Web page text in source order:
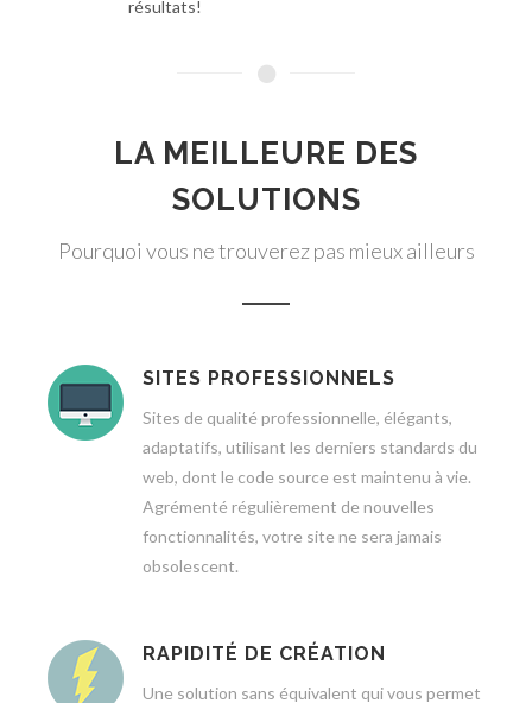
résultats!
LA MEILLEURE DES
SOLUTIONS
Pourquoi vous ne trouverez pas mieux ailleurs
SITES PROFESSIONNELS
Sites de qualité professionnelle, élégants,
adaptatifs, utilisant les derniers standards du
web, dont le code source est maintenu à vie.
Agrémenté régulièrement de nouvelles
fonctionnalités, votre site ne sera jamais
obsolescent.
RAPIDITÉ DE CRÉATION
Une solution sans équivalent qui vous permet